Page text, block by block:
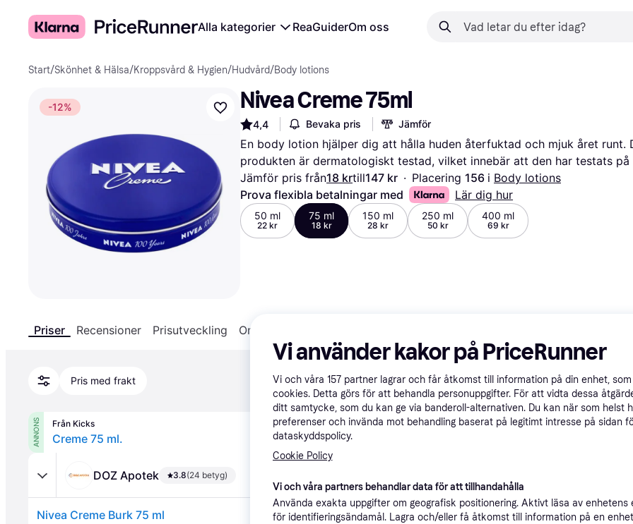
Alla kategorier ReaGuiderOm oss
Start/Skönhet & Hälsa/Kroppsvård & Hygien/Hudvård/Body lotions
-12% Nivea Creme 75ml
4,4 Bevaka pris Jämför
En body lotion hjälper dig att hålla huden återfuktad och mjuk året runt.
produkten är dermatologiskt testad, vilket innebär att den har testats på
Jämför pris från18 krtill147 kr · Placering 156 i Body lotions
Prova flexibla betalningar med
Lär dig hur
50 ml
22 kr
75 ml
18 kr
150 ml
28 kr
250 ml
50 kr
400 ml
69 kr
Priser Recensioner Prisutveckling Om produkten
Pris med frakt
ANNONS Från Kicks
Creme 75 ml.
DOZ Apotek 3.8(24 betyg)
Nivea Creme Burk 75 ml Lägst pris·19 kr frakt,1-3 dagar
Vi använder kakor på PriceRunner
Vi och våra 157 partner lagrar och får åtkomst till information på din enhet,
cookies. Detta görs för att behandla personuppgifter. För att vidta dessa
ditt samtycke, som du kan ge via banderoll-alternativen. Du kan när som helst
preferenser och invända mot behandling baserat på legitimt intresse på sidan
dataskyddspolicy.
Cookie Policy
Vi och våra partners behandlar data för att tillhandahålla
Använda exakta uppgifter om geografisk positionering. Aktivt läsa av enhetens
för identifieringsändamål. Lagra och/eller få åtkomst till information på en